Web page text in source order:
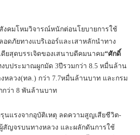
งคมโหมวิจารณ์หนักต่อนโยบายการใช้
ดภัยทางแบริเออร์และเสาหลักนำทาง
ดียสุดบรรเจิดของเสนาบดีคมนาคม“ศักดิ์
งบประมาณผูกมัด 3ปีรวมกว่า 8.5 หมื่นล้าน
หลวง(ทล.) กว่า 7.7หมื่นล้านบาท และกรม
ว่า 8 พันล้านบาท
นแรงจากอุบัติเหตุ ลดความสูญเสียชีวิต-
ญจรบนทางหลวง และผลักดันการใช้